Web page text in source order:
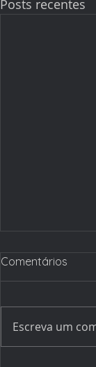
Posts recentes
Comentários
Escreva um